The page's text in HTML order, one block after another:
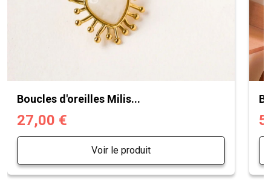
Boucles d'oreilles Milis...
27,00 €
Voir le produit